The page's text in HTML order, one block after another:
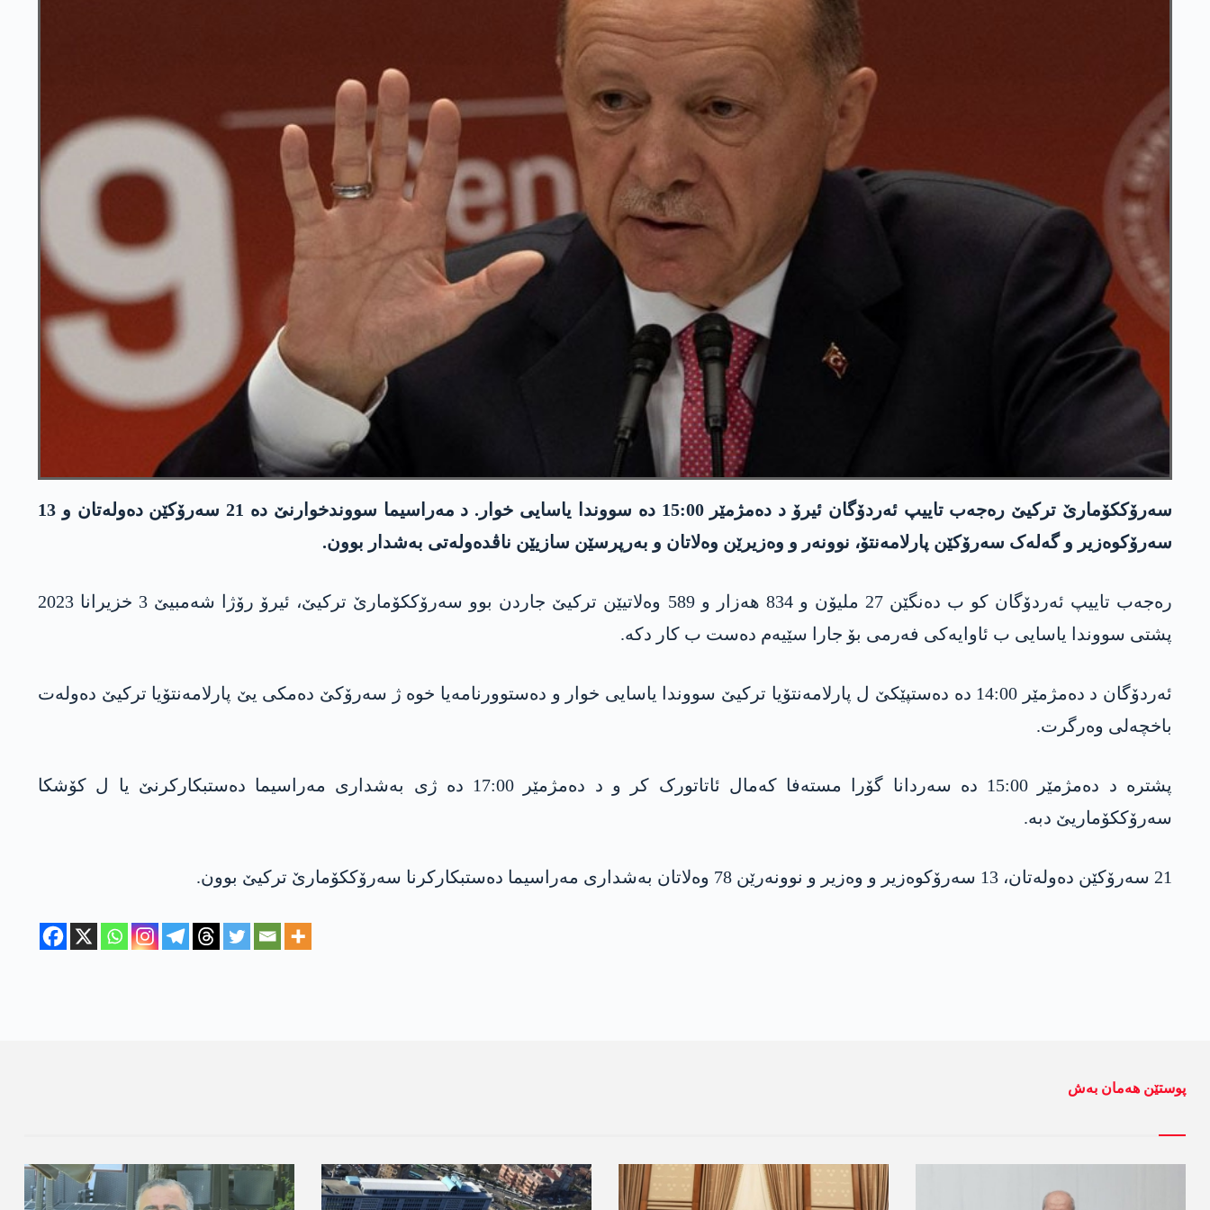
سەرۆککۆمارێ ترکیێ رەجەب تاییپ ئەردۆگان ئیرۆ د دەمژمێر 15:00 دە سووندا یاسایی خوار. د مەراسیما سووندخوارنێ دە 21 سەرۆکێن دەولەتان و 13
سەرۆکوەزیر و گەلەک سەرۆکێن پارلامەنتۆ، نوونەر و وەزیرێن وەلاتان و بەرپرسێن سازیێن ناڤدەولەتی بەشدار بوون.
رەجەب تاییپ ئەردۆگان کو ب دەنگێن 27 ملیۆن و 834 ھەزار و 589 وەلاتیێن ترکیێ جاردن بوو سەرۆککۆمارێ ترکیێ، ئیرۆ رۆژا شەمبیێ 3 خزیرانا 2023
پشتی سووندا یاسایی ب ئاوایەکی فەرمی بۆ جارا سێیەم دەست ب کار دکە.
ئەردۆگان د دەمژمێر 14:00 دە دەستپێکێ ل پارلامەنتۆیا ترکیێ سووندا یاسایی خوار و دەستوورنامەیا خوە ژ سەرۆکێ دەمکی یێ پارلامەنتۆیا ترکیێ دەولەت
باخچەلی وەرگرت.
پشترە د دەمژمێر 15:00 دە سەردانا گۆرا مستەفا کەمال ئاتاتورک کر و د دەمژمێر 17:00 دە ژی بەشداری مەراسیما دەستبکارکرنێ یا ل کۆشکا
سەرۆککۆماریێ دبە.
21 سەرۆکێن دەولەتان، 13 سەرۆکوەزیر و وەزیر و نوونەرێن 78 وەلاتان بەشداری مەراسیما دەستبکارکرنا سەرۆککۆمارێ ترکیێ بوون.
پوستێن ھەمان بەش